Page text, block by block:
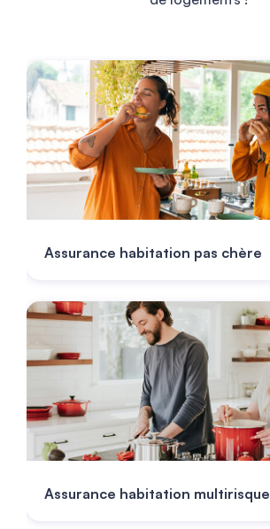
Assurance habitation pas chère
Assurance habitation multirisque